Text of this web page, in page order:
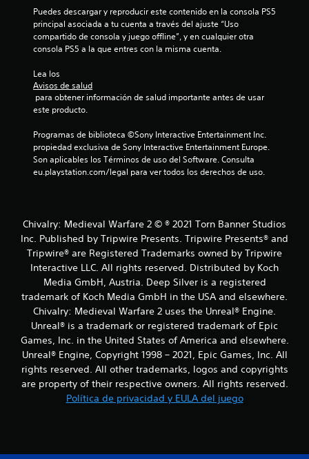
a
l
f
c
a
i
o
n
e
s
Puedes descargar y reproducir este contenido en la consola PS5
principal asociada a tu cuenta a través del ajuste “Uso
compartido de consola y juego offline”, y en cualquier otra
consola PS5 a la que entres con la misma cuenta.
Lea los
Avisos de salud
este producto.
Programas de biblioteca ©Sony Interactive Entertainment Inc.
propiedad exclusiva de Sony Interactive Entertainment Europe.
Son aplicables los Términos de uso del Software. Consulta
eu.playstation.com/legal para ver todos los derechos de uso.
Chivalry: Medieval Warfare 2 © ® 2021 Torn Banner Studios
Inc. Published by Tripwire Presents. Tripwire Presents® and
Tripwire® are Registered Trademarks owned by Tripwire
Interactive LLC. All rights reserved. Distributed by Koch
Media GmbH, Austria. Deep Silver is a registered
trademark of Koch Media GmbH in the USA and elsewhere.
Chivalry: Medieval Warfare 2 uses the Unreal® Engine.
Unreal® is a trademark or registered trademark of Epic
Games, Inc. in the United States of America and elsewhere.
Unreal® Engine, Copyright 1998 – 2021, Epic Games, Inc. All
rights reserved. All other trademarks, logos and copyrights
are property of their respective owners. All rights reserved.
Política de privacidad y EULA del juego